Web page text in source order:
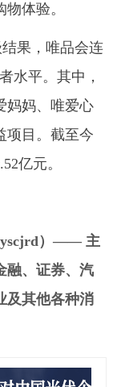
体验。
果，唯品会连
水平。其中，
妈妈、唯爱心
项目。截至今
亿元。
）—— 主
融、证券、汽
及其他各种消